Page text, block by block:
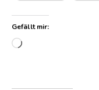
Gefällt mir:
Wird geladen …